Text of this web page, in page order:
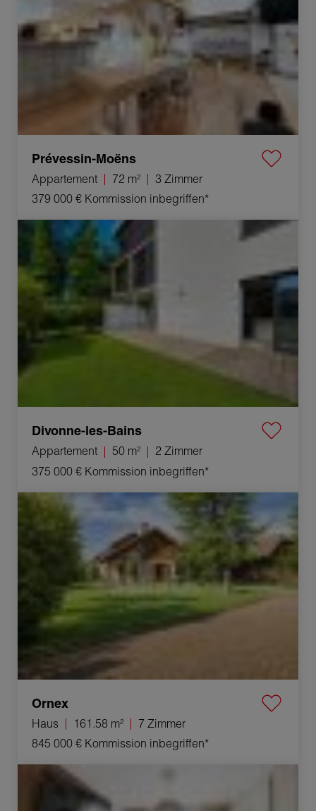
Prévessin-Moëns
Appartement 72 m²
3 Zimmer
379 000 € Kommission inbegriffen*
Verkauf Appartement Divonne-les-Bains 2 Zimmer 50 m²
Divonne-les-Bains
Appartement 50 m²
2 Zimmer
375 000 € Kommission inbegriffen*
Verkauf Haus Ornex 7 Zimmer 161.58 m²
Ornex
Haus 161.58 m²
7 Zimmer
845 000 € Kommission inbegriffen*
Verkauf Appartement Gex 3 Zimmer 75 m²